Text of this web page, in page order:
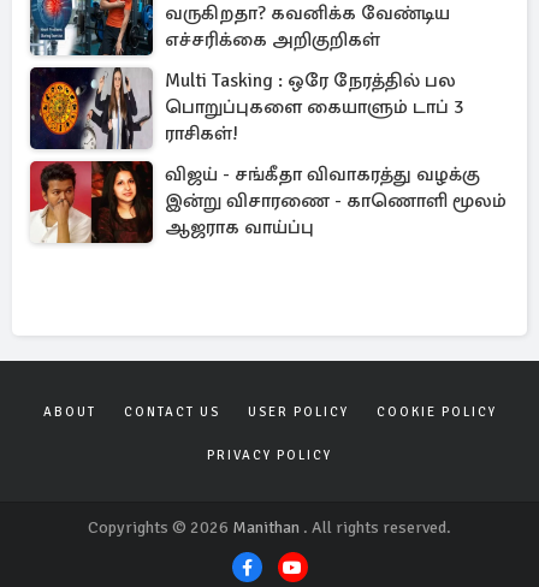
வருகிறதா? கவனிக்க வேண்டிய
எச்சரிக்கை அறிகுறிகள்
Multi Tasking : ஒரே நேரத்தில் பல
பொறுப்புகளை கையாளும் டாப் 3
ராசிகள்!
விஜய் - சங்கீதா விவாகரத்து வழக்கு
இன்று விசாரணை - காணொளி மூலம்
ஆஜராக வாய்ப்பு
ABOUT CONTACT US USER POLICY COOKIE POLICY
PRIVACY POLICY
Copyrights © 2026 Manithan . All rights reserved.